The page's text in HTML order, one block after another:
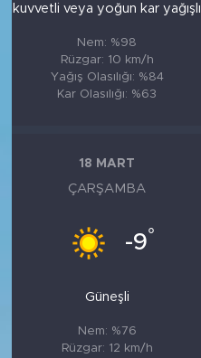
kuvvetli veya yoğun kar yağışlı
Nem: %98
Rüzgar: 10 km/h
Yağış Olasılığı: %84
Kar Olasılığı: %63
18 MART
ÇARŞAMBA
-9°
Güneşli
Nem: %76
Rüzgar: 12 km/h